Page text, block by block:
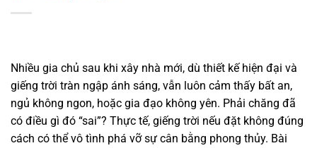
Nhiều gia chủ sau khi xây nhà mới, dù thiết kế hiện đại và
giếng trời tràn ngập ánh sáng, vẫn luôn cảm thấy bất an,
ngủ không ngon, hoặc gia đạo không yên. Phải chăng đã
có điều gì đó “sai”? Thực tế, giếng trời nếu đặt không đúng
cách có thể vô tình phá vỡ sự cân bằng phong thủy. Bài